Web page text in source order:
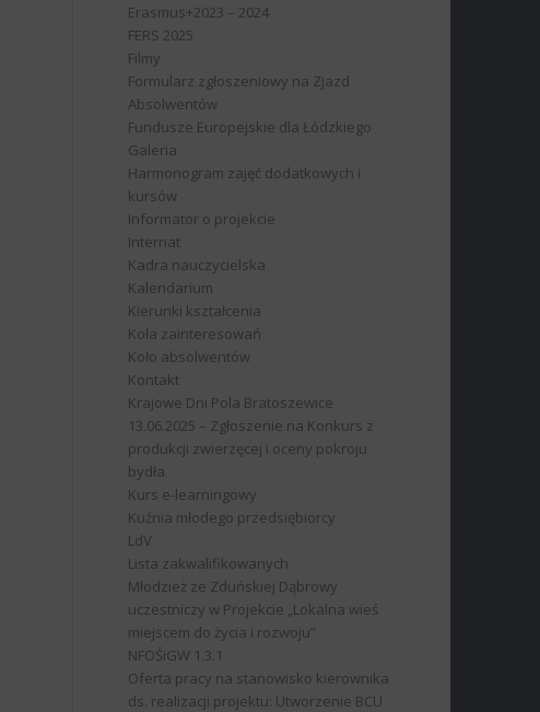
Erasmus+2023 – 2024
FERS 2025
Filmy
Formularz zgłoszeniowy na Zjazd
Absolwentów
Fundusze Europejskie dla Łódzkiego
Galeria
Harmonogram zajęć dodatkowych i
kursów
Informator o projekcie
Internat
Kadra nauczycielska
Kalendarium
Kierunki kształcenia
Koła zainteresowań
Koło absolwentów
Kontakt
Krajowe Dni Pola Bratoszewice
13.06.2025 – Zgłoszenie na Konkurs z
produkcji zwierzęcej i oceny pokroju
bydła
Kurs e-learningowy
Kuźnia młodego przedsiębiorcy
LdV
Lista zakwalifikowanych
Młodzież ze Zduńskiej Dąbrowy
uczestniczy w Projekcie „Lokalna wieś
miejscem do życia i rozwoju”
NFOŚiGW 1.3.1
Oferta pracy na stanowisko kierownika
ds. realizacji projektu: Utworzenie BCU